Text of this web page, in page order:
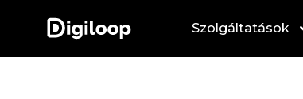
Szolgáltatások